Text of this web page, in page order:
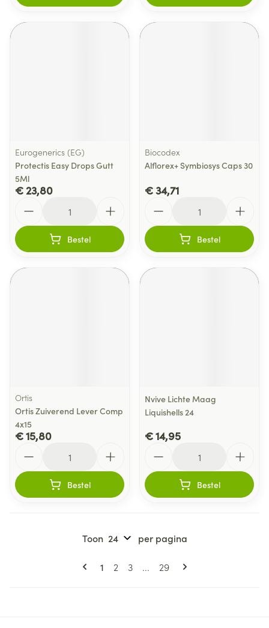
Eurogenerics (EG)
Protectis Easy Drops Gutt
5Ml
€ 23,80
Bestel
Biocodex
Alflorex+ Symbiosys Caps 30
€ 34,71
Bestel
Ortis
Ortis Zuiverend Lever Comp
4x15
€ 15,80
Bestel
Nvive Lichte Maag
Liquishells 24
€ 14,95
Bestel
Pagina's
U lees momenteel pagina
1 Pagina
2 Pagina
3 ... Pagina
29
Toon per pagina